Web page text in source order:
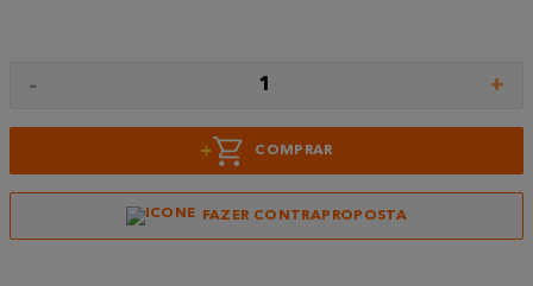
- 1 +
+ COMPRAR
FAZER CONTRAPROPOSTA